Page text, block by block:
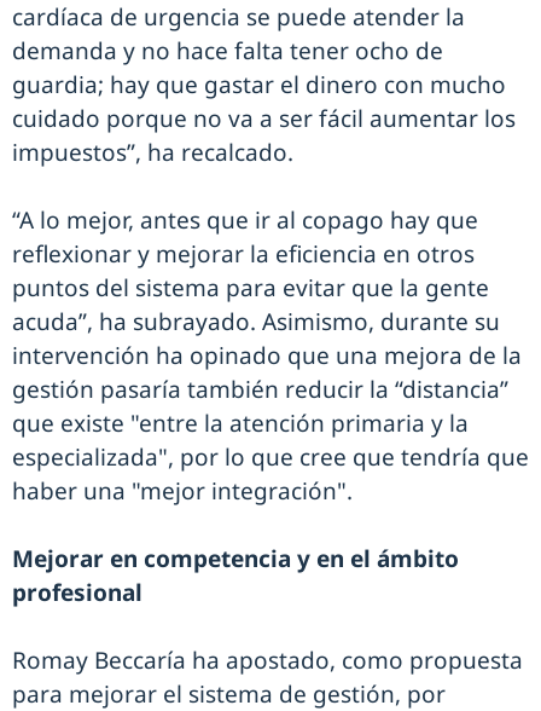
cardíaca de urgencia se puede atender la
demanda y no hace falta tener ocho de
guardia; hay que gastar el dinero con mucho
cuidado porque no va a ser fácil aumentar los
impuestos”, ha recalcado.
“A lo mejor, antes que ir al copago hay que
reflexionar y mejorar la eficiencia en otros
puntos del sistema para evitar que la gente
acuda”, ha subrayado. Asimismo, durante su
intervención ha opinado que una mejora de la
gestión pasaría también reducir la “distancia”
que existe "entre la atención primaria y la
especializada", por lo que cree que tendría que
haber una "mejor integración".
Mejorar en competencia y en el ámbito
profesional
Romay Beccaría ha apostado, como propuesta
para mejorar el sistema de gestión, por